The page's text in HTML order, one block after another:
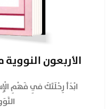
الأربعون
ابْدَأ رِحْلَتَكَ فِي فَهْمِ